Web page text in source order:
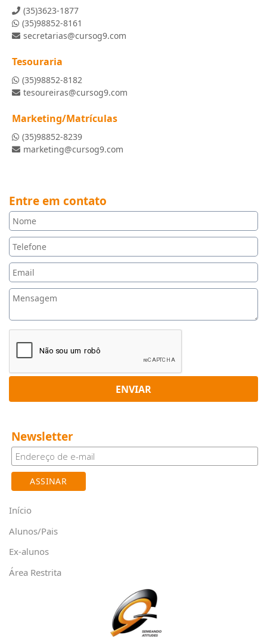
(35)3623-1877
(35)98852-8161
secretarias@cursog9.com
Tesouraria
(35)98852-8182
tesoureiras@cursog9.com
Marketing/Matrículas
(35)98852-8239
marketing@cursog9.com
Entre em contato
ENVIAR
Newsletter
Início
Alunos/Pais
Ex-alunos
Área Restrita